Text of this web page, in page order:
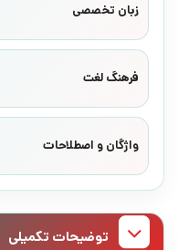
زبان تخصصی
فرهنگ لغت
واژگان و اصطلاحات
توضیحات تکمیلی